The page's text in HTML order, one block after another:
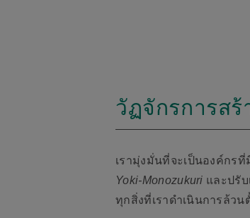
วัฏจักรการส
เรามุ่งมั่นที่จะเป็นองค์กร
Yoki-Monozukuri และปรั
ทุกสิ่งที่เราดำเนินการล้ว